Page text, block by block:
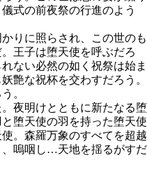
式の前夜祭の行進のよう
りに照らされ、この世のも
王子は堕天使を呼ぶだろ
ない必然の如く祝祭は始ま
艶な祝杯を交わすだろう。
。
夜明けとともに新たなる堕
堕天使の羽を持った堕天使
。森羅万象のすべてを超越
、嗚咽し…天地を揺るがすだ